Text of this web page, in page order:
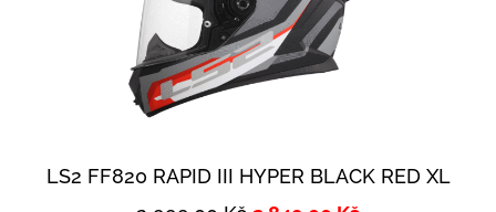
LS2 FF820 RAPID III HYPER BLACK RED XL